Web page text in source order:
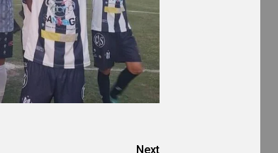
Next